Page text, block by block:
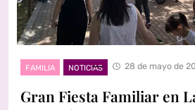
FAMILIA NOTICIAS 28 de mayo de
Gran Fiesta Familiar en